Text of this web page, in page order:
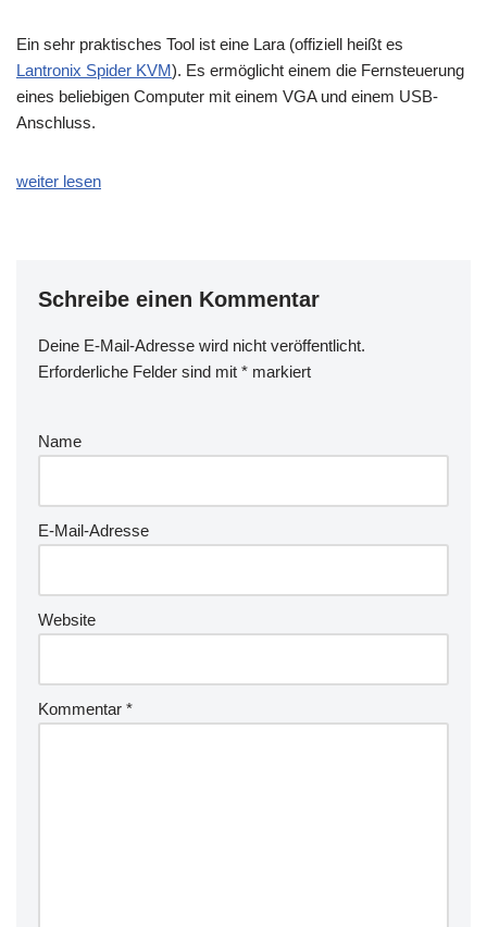
Ein sehr praktisches Tool ist eine Lara (offiziell heißt es
Lantronix Spider KVM). Es ermöglicht einem die Fernsteuerung
eines beliebigen Computer mit einem VGA und einem USB-
Anschluss.
weiter lesen
Schreibe einen Kommentar
Deine E-Mail-Adresse wird nicht veröffentlicht.
Erforderliche Felder sind mit * markiert
Name
E-Mail-Adresse
Website
Kommentar *